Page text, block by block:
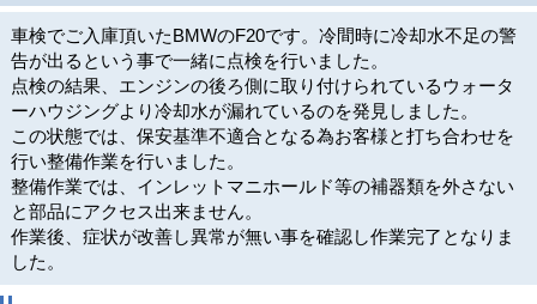
車検でご入庫頂いたBMWのF20です。冷間時に冷却水不足の警
告が出るという事で一緒に点検を行いました。
点検の結果、エンジンの後ろ側に取り付けられているウォータ
ーハウジングより冷却水が漏れているのを発見しました。
この状態では、保安基準不適合となる為お客様と打ち合わせを
行い整備作業を行いました。
整備作業では、インレットマニホールド等の補器類を外さない
と部品にアクセス出来ません。
作業後、症状が改善し異常が無い事を確認し作業完了となりま
した。